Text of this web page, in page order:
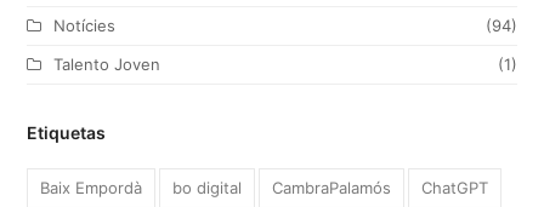
Notícies
(94)
Talento Joven
(1)
Etiquetas
Baix Empordà bo digital CambraPalamós ChatGPT